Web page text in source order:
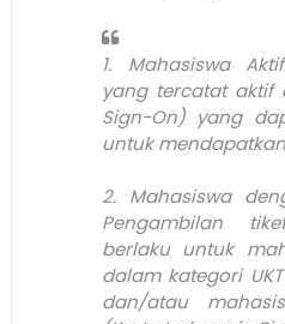
1. Mahasiswa
yang tercatat aktif
Sign-On) yang
untuk
2. Mahasiswa
Pengambilan
berlaku untuk
dalam kategori
dan/atau